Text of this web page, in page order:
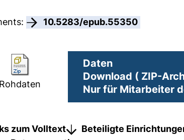
10.5283/epub.55350
Rohdaten
Daten
Download ( ZIP-
Nur für Mitarbeiter
zum Volltext Beteiligte